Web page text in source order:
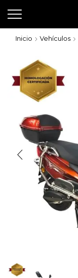
Inicio Vehículos